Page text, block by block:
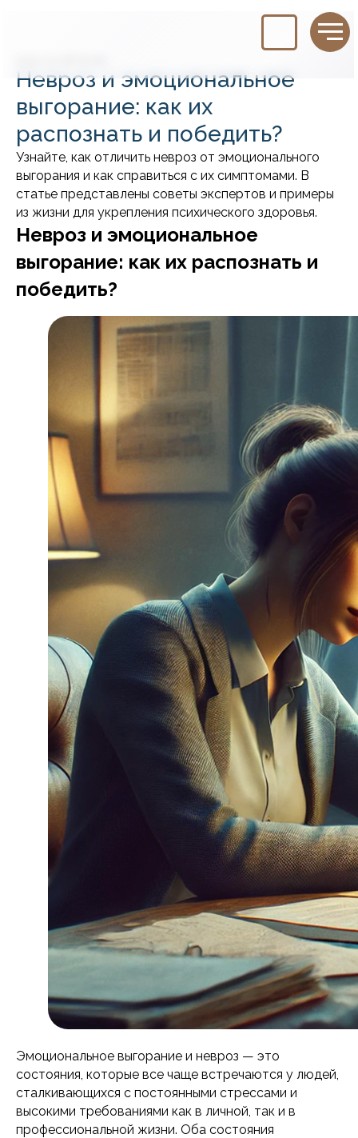
Невроз и эмоциональное
выгорание: как их
распознать и победить?
Узнайте, как отличить невроз от эмоционального
выгорания и как справиться с их симптомами. В
статье представлены советы экспертов и примеры
из жизни для укрепления психического здоровья.
Невроз и эмоциональное
выгорание: как их распознать и
победить?
Эмоциональное выгорание и невроз — это
состояния, которые все чаще встречаются у людей,
сталкивающихся с постоянными стрессами и
высокими требованиями как в личной, так и в
профессиональной жизни. Оба состояния